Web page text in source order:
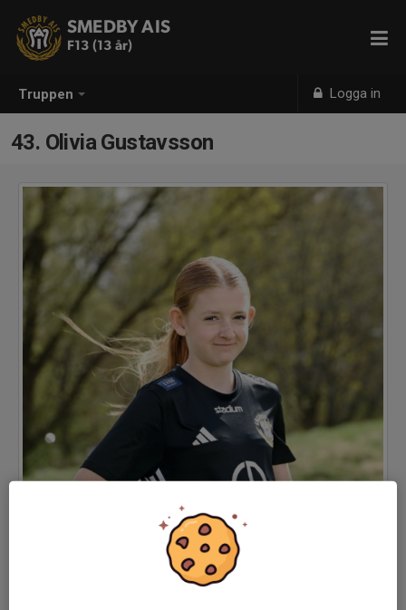
Truppen Logga in
SMEDBY AIS
F13 (13 år)
43. Olivia Gustavsson